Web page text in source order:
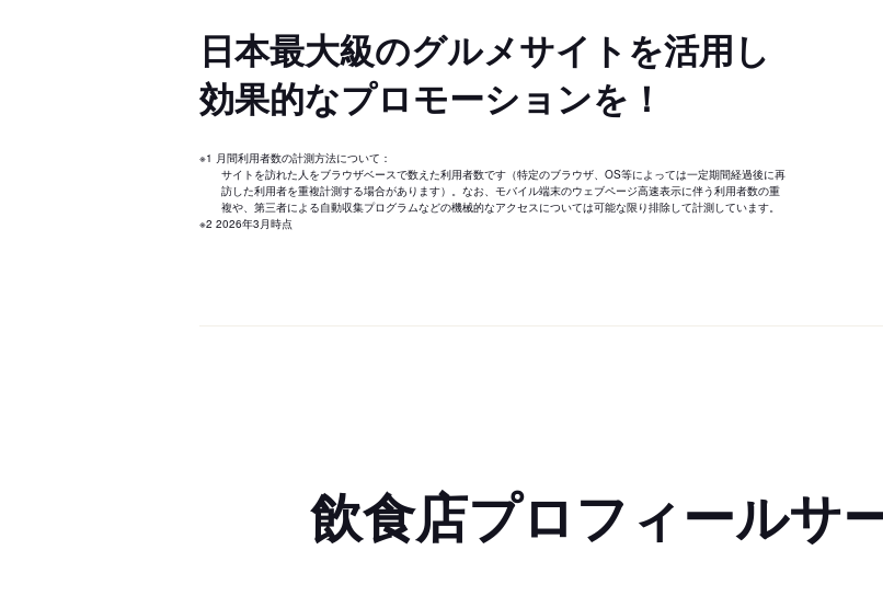
日本最大級のグルメサイトを活用し
効果的なプロモーションを！
※1 月間利用者数の計測方法について：
サイトを訪れた人をブラウザベースで数えた利用者数です（特定のブラウザ、OS等によっては一定期間経過後に再
訪した利用者を重複計測する場合があります）。なお、モバイル端末のウェブページ高速表示に伴う利用者数の重
複や、第三者による自動収集プログラムなどの機械的なアクセスについては可能な限り排除して計測しています。
※2 2026年3月時点
飲食店プロフィールサ